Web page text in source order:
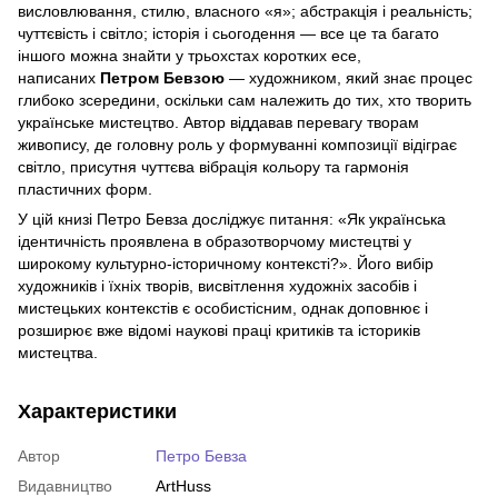
висловлювання, стилю, власного «я»; абстракція і реальність;
чуттєвість і світло; історія і сьогодення — все це та багато
іншого можна знайти у трьохстах коротких есе,
написаних Петром Бевзою — художником, який знає процес
глибоко зсередини, оскільки сам належить до тих, хто творить
українське мистецтво. Автор віддавав перевагу творам
живопису, де головну роль у формуванні композиції відіграє
світло, присутня чуттєва вібрація кольору та гармонія
пластичних форм.
У цій книзі Петро Бевза досліджує питання: «Як українська
ідентичність проявлена в образотворчому мистецтві у
широкому культурно-історичному контексті?». Його вибір
художників і їхніх творів, висвітлення художніх засобів і
мистецьких контекстів є особистісним, однак доповнює і
розширює вже відомі наукові праці критиків та істориків
мистецтва.
Характеристики
Автор
Петро Бевза
Видавництво
ArtHuss